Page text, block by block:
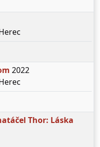
2022
Thor: Láska